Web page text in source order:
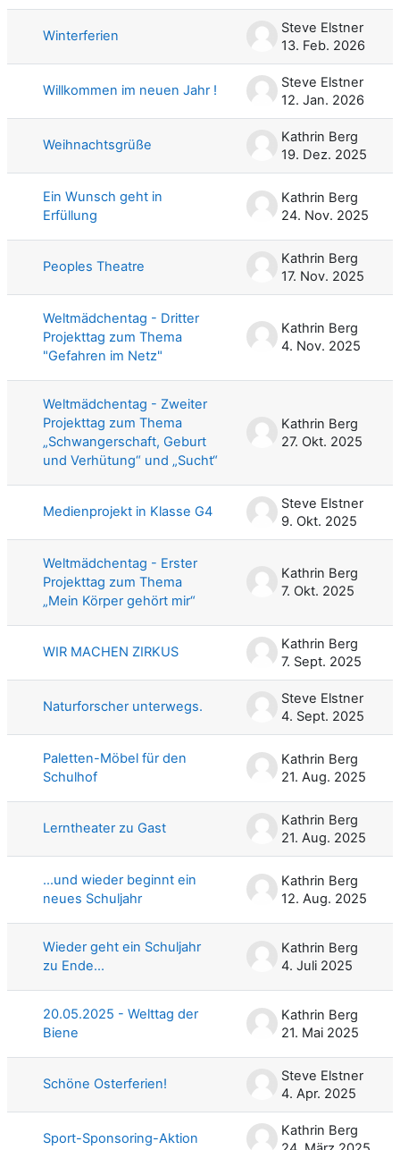
Winterferien
Steve Elstner
13. Feb. 2026
Willkommen im neuen Jahr !
Steve Elstner
12. Jan. 2026
Weihnachtsgrüße
Kathrin Berg
19. Dez. 2025
Ein Wunsch geht in
Erfüllung
Kathrin Berg
24. Nov. 2025
Peoples Theatre
Kathrin Berg
17. Nov. 2025
Weltmädchentag - Dritter
Projekttag zum Thema
"Gefahren im Netz"
Kathrin Berg
4. Nov. 2025
Weltmädchentag - Zweiter
Projekttag zum Thema
„Schwangerschaft, Geburt
und Verhütung“ und „Sucht“
Kathrin Berg
27. Okt. 2025
Medienprojekt in Klasse G4
Steve Elstner
9. Okt. 2025
Weltmädchentag - Erster
Projekttag zum Thema
„Mein Körper gehört mir“
Kathrin Berg
7. Okt. 2025
WIR MACHEN ZIRKUS
Kathrin Berg
7. Sept. 2025
Naturforscher unterwegs.
Steve Elstner
4. Sept. 2025
Paletten-Möbel für den
Schulhof
Kathrin Berg
21. Aug. 2025
Lerntheater zu Gast
Kathrin Berg
21. Aug. 2025
…und wieder beginnt ein
neues Schuljahr
Kathrin Berg
12. Aug. 2025
Wieder geht ein Schuljahr
zu Ende...
Kathrin Berg
4. Juli 2025
20.05.2025 - Welttag der
Biene
Kathrin Berg
21. Mai 2025
Schöne Osterferien!
Steve Elstner
4. Apr. 2025
Sport-Sponsoring-Aktion
Kathrin Berg